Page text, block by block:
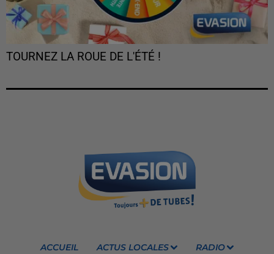
TOURNEZ LA ROUE DE L'ÉTÉ !
ACCUEIL ACTUS LOCALES RADIO